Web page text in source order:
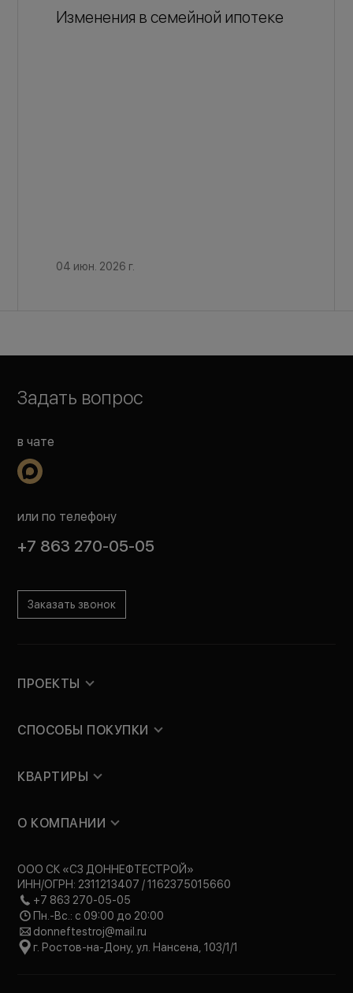
Изменения в семейной ипотеке
04 июн. 2026 г.
Задать вопрос
в чате
или по телефону
+7 863 270-05-05
Заказать звонок
ПРОЕКТЫ
СПОСОБЫ ПОКУПКИ
КВАРТИРЫ
О КОМПАНИИ
ООО СК «СЗ ДОННЕФТЕСТРОЙ»
ИНН/ОГРН: 2311213407 / 1162375015660
+7 863 270-05-05
Пн.-Вс.: с 09:00 до 20:00
donneftestroj@mail.ru
г. Ростов-на-Дону, ул. Нансена, 103/1/1